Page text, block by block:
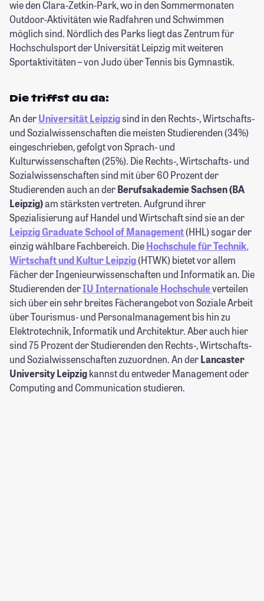
wie den Clara-Zetkin-Park, wo in den Sommermonaten
Outdoor-Aktivitäten wie Radfahren und Schwimmen
möglich sind. Nördlich des Parks liegt das Zentrum für
Hochschulsport der Universität Leipzig mit weiteren
Sportaktivitäten – von Judo über Tennis bis Gymnastik.
Die triffst du da:
An derUniversität Leipzigsind in den Rechts-, Wirtschafts-
und Sozialwissenschaften die meisten Studierenden (34%)
eingeschrieben, gefolgt von Sprach- und
Kulturwissenschaften (25%). Die Rechts-, Wirtschafts- und
Sozialwissenschaften sind mit über 60 Prozent der
Studierenden auch an derBerufsakademie Sachsen (BA
Leipzig)am stärksten vertreten. Aufgrund ihrer
Spezialisierung auf Handel und Wirtschaft sind sie an der
Leipzig Graduate School of Management(HHL) sogar der
einzig wählbare Fachbereich. DieHochschule für Technik,
Wirtschaft und Kultur Leipzig(HTWK) bietet vor allem
Fächer der Ingenieurwissenschaften und Informatik an. Die
Studierenden derIU Internationale Hochschuleverteilen
sich über ein sehr breites Fächerangebot von Soziale Arbeit
über Tourismus- und Personalmanagement bis hin zu
Elektrotechnik, Informatik und Architektur. Aber auch hier
sind 75 Prozent der Studierenden den Rechts-, Wirtschafts-
und Sozialwissenschaften zuzuordnen. An derLancaster
University Leipzigkannst du entweder Management oder
Computing and Communication studieren.